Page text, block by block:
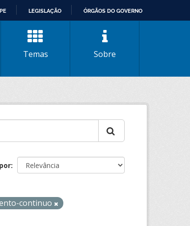
LEGISLAÇÃO ÓRGÃOS DO GOVERNO
Temas Sobre
continuo